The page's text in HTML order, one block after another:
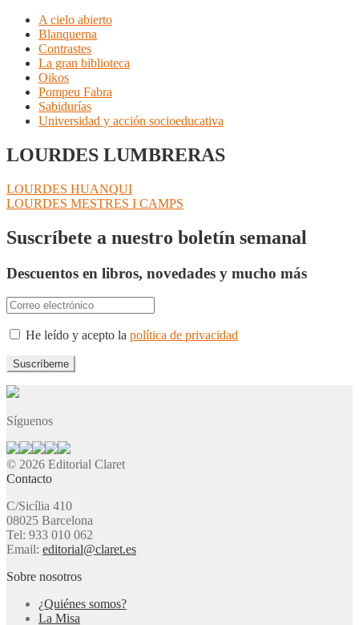
A cielo abierto
Blanquerna
Contrastes
La gran biblioteca
Oikos
Pompeu Fabra
Sabidurías
Universidad y acción socioeducativa
LOURDES LUMBRERAS
Navegación
de
entradas
Anterior:
LOURDES HUANQUI
Siguiente:
LOURDES MESTRES I CAMPS
Suscríbete a nuestro boletín semanal
Descuentos en libros, novedades y mucho más
He leído y acepto la política de privacidad
Síguenos
© 2026 Editorial Claret
Contacto
C/Sicília 410
08025 Barcelona
Tel: 933 010 062
Email: editorial@claret.es
Sobre nosotros
¿Quiénes somos?
La Misa